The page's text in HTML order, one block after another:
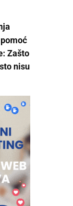
Zašto
nisu